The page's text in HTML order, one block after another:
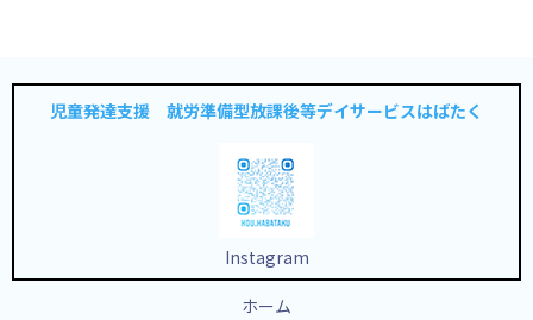
児童発達支援 就労準備型放課後等デイサービスはばたく
Instagram
ホーム